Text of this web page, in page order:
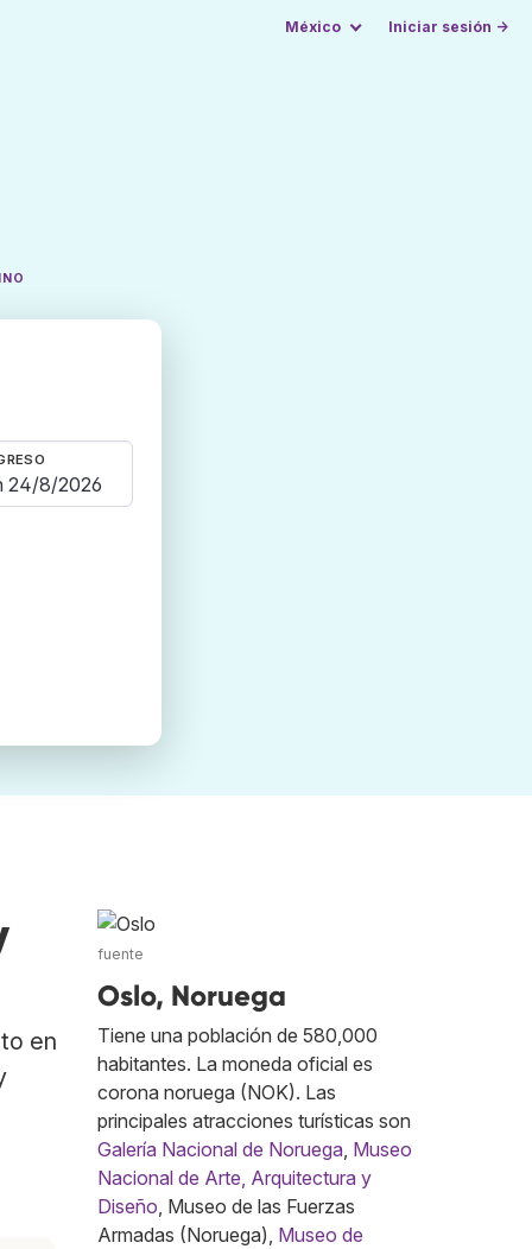
México Iniciar sesión →
en
fuente
Oslo, Noruega
Tiene una población de 580,000
habitantes. La moneda oficial es
corona noruega (NOK). Las
principales atracciones turísticas son
Galería Nacional de Noruega, Museo
Nacional de Arte, Arquitectura y
Diseño, Museo de las Fuerzas
Armadas (Noruega), Museo de